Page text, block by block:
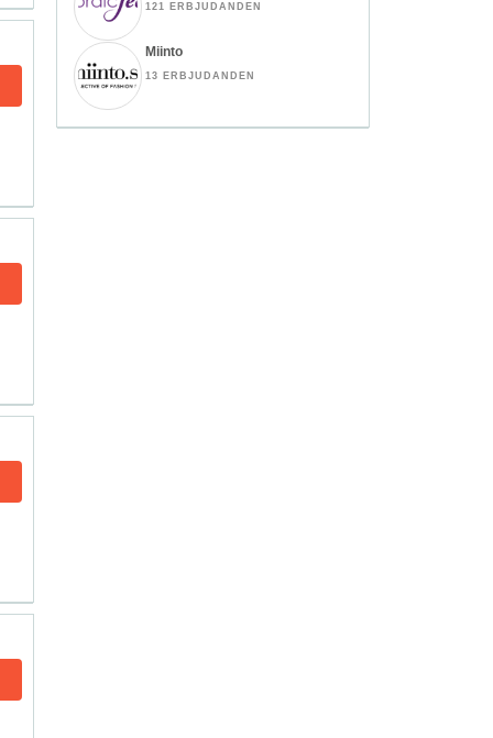
121 ERBJUDANDEN
Miinto
13 ERBJUDANDEN